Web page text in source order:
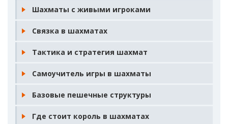
Шахматы с живыми игроками
Связка в шахматах
Тактика и стратегия шахмат
Самоучитель игры в шахматы
Базовые пешечные структуры
Где стоит король в шахматах